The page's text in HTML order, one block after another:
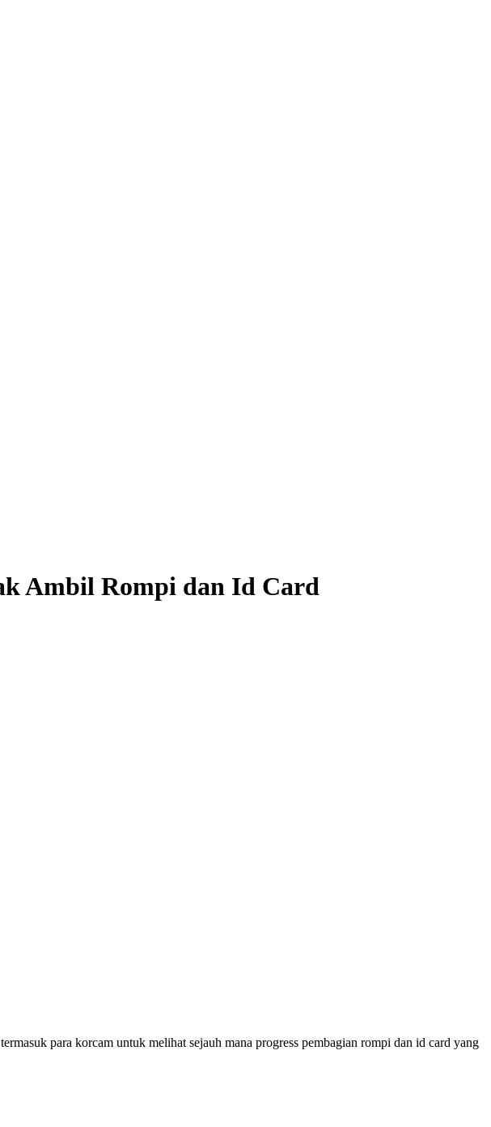
Ambil Rompi dan Id Card
para korcam untuk melihat sejauh mana progress pembagian rompi dan id card yang